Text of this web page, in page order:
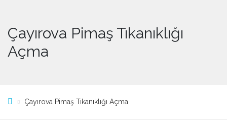
Çayırova Pimaş Tıkanıklığı
Açma
Çayırova Pimaş Tıkanıklığı Açma